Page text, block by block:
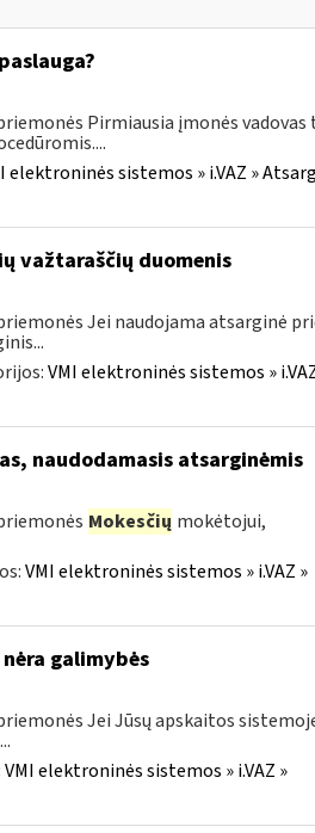
Pirmiausia įmonės vadovas
elektroninės sistemos » i.VAZ »
važtaraščių duomenis
Jei naudojama atsarginė
VMI elektroninės sistemos »
naudodamasis atsarginėmis
Mokesčių mokėtojui,
VMI elektroninės sistemos » i.VAZ »
galimybės
Jei Jūsų apskaitos
VMI elektroninės sistemos » i.VAZ »